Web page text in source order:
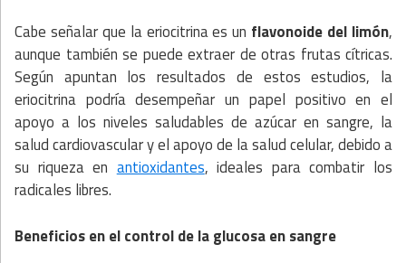
Cabe señalar que la eriocitrina es un flavonoide del limón,
aunque también se puede extraer de otras frutas cítricas.
Según apuntan los resultados de estos estudios, la
eriocitrina podría desempeñar un papel positivo en el
apoyo a los niveles saludables de azúcar en sangre, la
salud cardiovascular y el apoyo de la salud celular, debido a
su riqueza enantioxidantes, ideales para combatir los
radicales libres.
Beneficios en el control de la glucosa en sangre